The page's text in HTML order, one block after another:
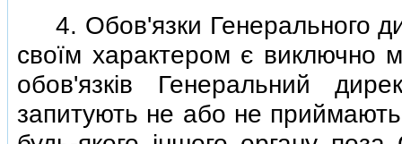
4. Обов'язки Генерального
своїм характером є виключно
обов'язкiв Генеральний
запитують не або не